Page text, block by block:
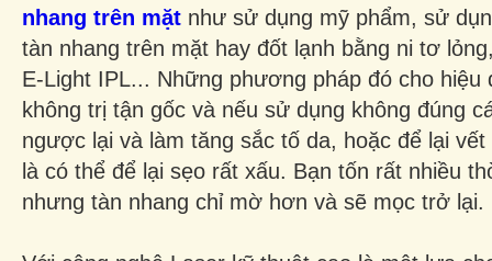
nhang trên mặt như sử dụng mỹ phẩm, sử
tàn nhang trên mặt hay đốt lạnh bằng ni tơ
E-Light IPL... Những phương pháp đó cho hiệu
không trị tận gốc và nếu sử dụng không đúng
ngược lại và làm tăng sắc tố da, hoặc để lại
là có thể để lại sẹo rất xấu. Bạn tốn rất nhiều
nhưng tàn nhang chỉ mờ hơn và sẽ mọc trở lại.